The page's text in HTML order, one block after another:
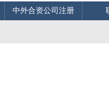
中外合资公司注册